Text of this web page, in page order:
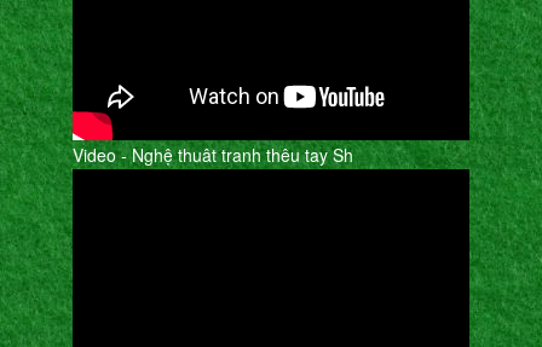
Video - Nghệ thuât tranh thêu tay Sh